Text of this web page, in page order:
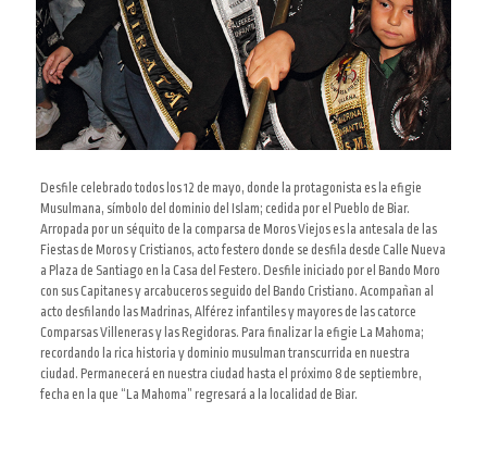
Desfile celebrado todos los 12 de mayo, donde la protagonista es la efigie
Musulmana, símbolo del dominio del Islam; cedida por el Pueblo de Biar.
Arropada por un séquito de la comparsa de Moros Viejos es la antesala de las
Fiestas de Moros y Cristianos, acto festero donde se desfila desde Calle Nueva
a Plaza de Santiago en la Casa del Festero. Desfile iniciado por el Bando Moro
con sus Capitanes y arcabuceros seguido del Bando Cristiano. Acompañan al
acto desfilando las Madrinas, Alférez infantiles y mayores de las catorce
Comparsas Villeneras y las Regidoras. Para finalizar la efigie La Mahoma;
recordando la rica historia y dominio musulman transcurrida en nuestra
ciudad. Permanecerá en nuestra ciudad hasta el próximo 8 de septiembre,
fecha en la que “La Mahoma” regresará a la localidad de Biar.